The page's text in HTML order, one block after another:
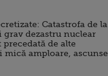
Catastrofa de la
grav dezastru nuclear
de alte
mică amploare, ascunse